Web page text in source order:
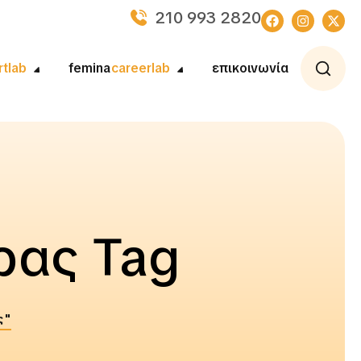
210 993 2820
feminacareerlab επικοινωνία
Tag